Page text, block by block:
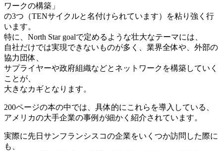
ワークの構築」
の3つ（TENサイクルと名付けられています）を粘り強く行
います。
特に、North Star goalで定めるような壮大なテーマには、
自社だけでは実現できないものが多く、業界全体や、外部の
協力団体、
サプライヤーや政府組織などとネットワークを構築していく
ことが、
大きなカギとなります。
200ページの本の中では、具体的にこれらを導入している、
アメリカの大手企業の事例が細かく紹介されています。
実際に先日サンフランシスコの企業をいくつか訪問した際に
も、